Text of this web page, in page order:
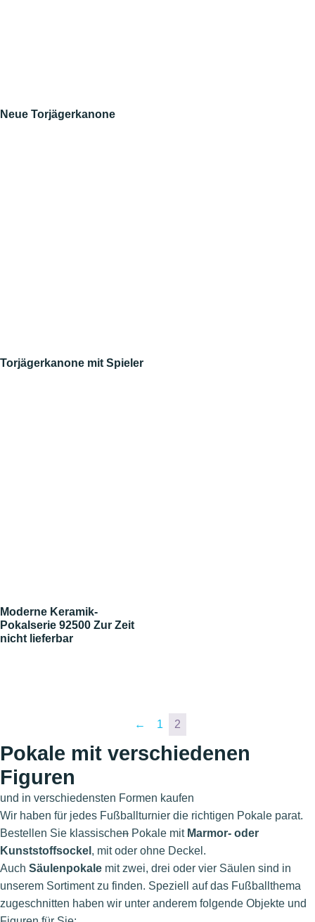
Neue Torjägerkanone
Torjägerkanone mit Spieler
Moderne Keramik-
Pokalserie 92500 Zur Zeit
nicht lieferbar
← 1 2
Pokale mit verschiedenen
Figuren
und in verschiedensten Formen kaufen
Wir haben für jedes Fußballturnier die richtigen Pokale parat.
Bestellen Sie klassischen Pokale mitMarmor- oder
Kunststoffsockel , mit oder ohne Deckel.
Auch Säulenpokale mit zwei, drei oder vier Säulen sind in
unserem Sortiment zu finden. Speziell auf das Fußballthema
zugeschnitten haben wir unter anderem folgende Objekte und